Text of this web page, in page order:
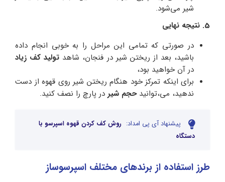
شیر می‌شود.
5. نتیجه نهایی
در صورتی که تمامی این مراحل را به خوبی انجام داده
باشید، بعد از ریختن شیر در فنجان، شاهد تولید کف زیاد
در آن خواهید بود،
برای اینکه تمرکز خود هنگام ریختن شیر روی قهوه از دست
ندهید، می،توانیدحجم شیر در پارچ را نصف کنید.
پیشنهاد آی پی امداد: روش کف کردن قهوه اسپرسو با
دستگاه
طرز استفاده از برندهای مختلف اسپرسوساز